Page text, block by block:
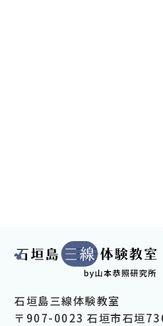
石垣島三線体験教室
〒907-0023 石垣市石垣